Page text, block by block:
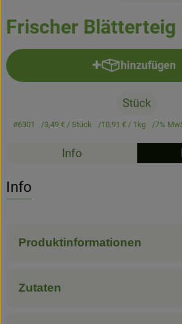
NonFood & Saaten
Service
Frischer Blätterteig
hinzufügen
Produkt
Stück
#6301 3,49 € / Stück 10,91 € / 1kg 7%
Info
Info
Produktinformationen
Zutaten